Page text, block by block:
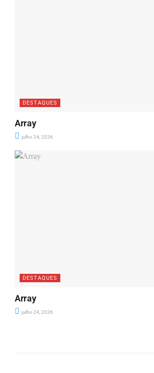
DESTAQUES
Array
julho 24, 2026
DESTAQUES
Array
julho 24, 2026